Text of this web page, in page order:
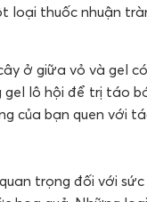
loại thuốc nhuận
ở giữa vỏ và gel
gel lô hội để trị táo
của bạn quen với
trọng đối với